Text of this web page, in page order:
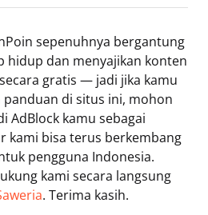
sepenuhnya bergantung
hidup dan menyajikan konten
gratis — jadi jika kamu
di situs ini, mohon
AdBlock kamu sebagai
kami bisa terus berkembang
pengguna Indonesia.
kami secara langsung
. Terima kasih.